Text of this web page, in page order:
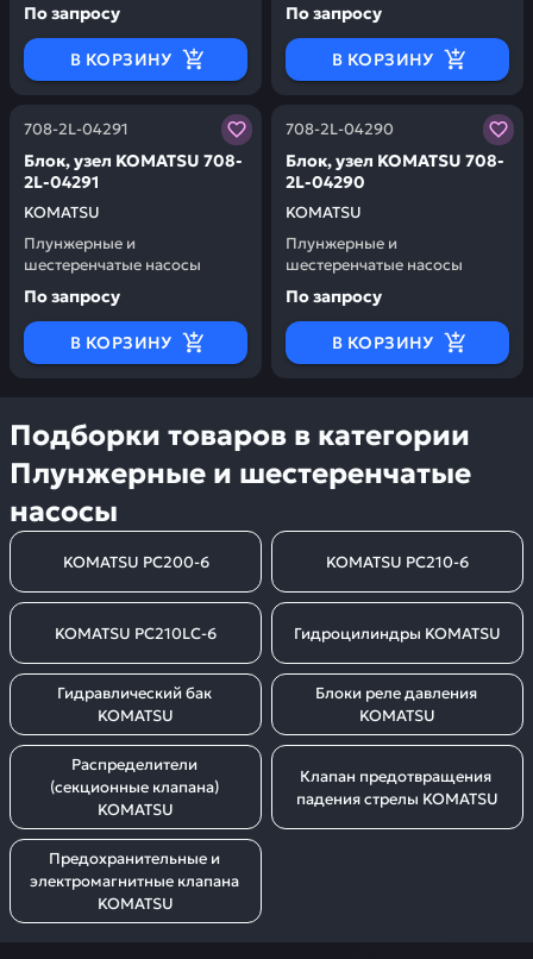
По запросу
В КОРЗИНУ
По запросу
В КОРЗИНУ
708-2L-04291
KOMATSU
Блок, узел KOMATSU 708-
2L-04291
Плунжерные и
шестеренчатые насосы
Заказывая запчасти у нас, вы получаете гарантию
По запросу
В КОРЗИНУ
708-2L-04290
KOMATSU
Блок, узел KOMATSU 708-
2L-04290
Плунжерные и
шестеренчатые насосы
Заказывая запчасти у
По запросу
В КОРЗИНУ
Подборки товаров в категории
Плунжерные и шестеренчатые
насосы
KOMATSU PC200-6 KOMATSU PC210-6
KOMATSU PC210LC-6 Гидроцилиндры KOMATSU
Гидравлический бак
KOMATSU
Блоки реле давления
KOMATSU
Распределители
(секционные клапана)
KOMATSU
Клапан предотвращения
падения стрелы KOMATSU
Предохранительные и
электромагнитные клапана
KOMATSU